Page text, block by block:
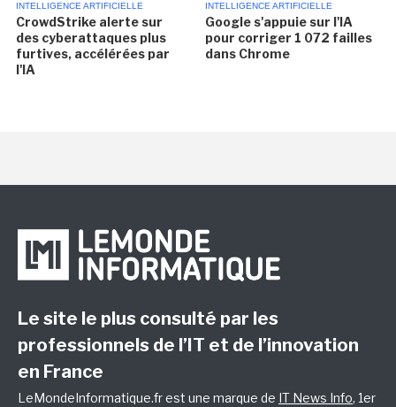
INTELLIGENCE ARTIFICIELLE
CrowdStrike alerte sur
des cyberattaques plus
furtives, accélérées par
l'IA
INTELLIGENCE ARTIFICIELLE
Google s'appuie sur l'IA
pour corriger 1 072 failles
dans Chrome
Le site le plus consulté par les
professionnels de l’IT et de l’innovation
en France
LeMondeInformatique.fr est une marque de IT News Info, 1er